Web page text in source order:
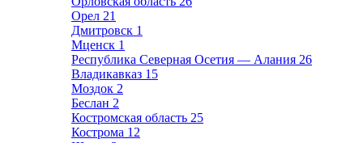
Орел 21
Дмитровск 1
Мценск 1
Республика Северная Осетия — Алания 26
Владикавказ 15
Моздок 2
Беслан 2
Костромская область 25
Кострома 12